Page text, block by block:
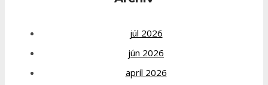
júl 2026
jún 2026
apríl 2026